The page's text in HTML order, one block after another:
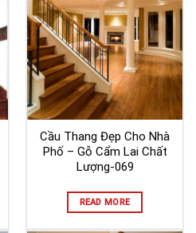
Cầu Thang Đẹp Cho Nhà
Phố – Gỗ Cẩm Lai Chất
Lượng-069
READ MORE